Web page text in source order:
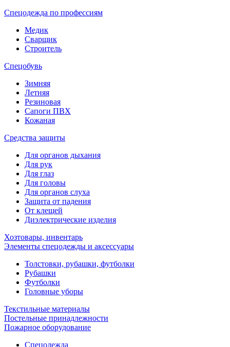
Спецодежда по профессиям
Медик
Сварщик
Строитель
Спецобувь
Зимняя
Летняя
Резиновая
Сапоги ПВХ
Кожаная
Средства защиты
Для органов дыхания
Для рук
Для глаз
Для головы
Для органов слуха
Защита от падения
От клещей
Диэлектрические изделия
Хозтовары, инвентарь
Элементы спецодежды и аксессуары
Толстовки, рубашки, футболки
Рубашки
Футболки
Головные уборы
Текстильные материалы
Постельные принадлежности
Пожарное оборудование
Спецодежда